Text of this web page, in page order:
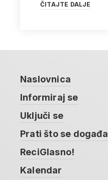
ČITAJTE DALJE
Naslovnica
Informiraj se
Uključi se
Prati što se događa
ReciGlasno!
Kalendar